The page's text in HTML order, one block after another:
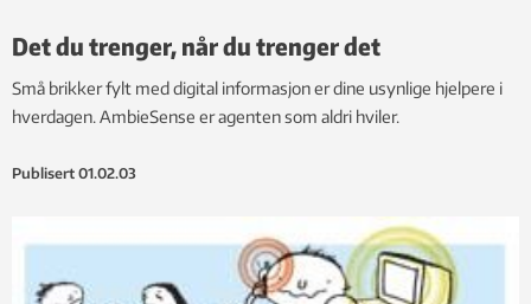
Det du trenger, når du trenger det
Små brikker fylt med digital informasjon er dine usynlige hjelpere i
hverdagen. AmbieSense er agenten som aldri hviler.
Publisert 01.02.03